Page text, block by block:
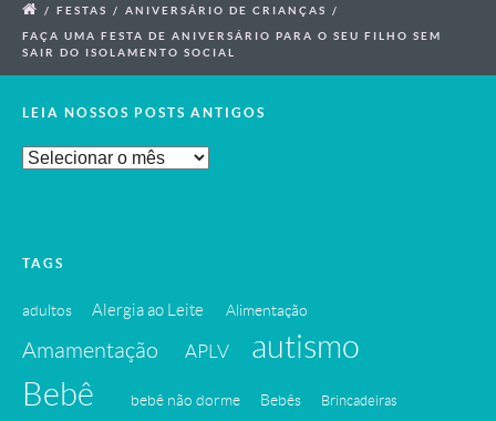
/ FESTAS / ANIVERSÁRIO DE CRIANÇAS /
FAÇA UMA FESTA DE ANIVERSÁRIO PARA O SEU FILHO SEM
SAIR DO ISOLAMENTO SOCIAL
LEIA NOSSOS POSTS ANTIGOS
Leia
TAGS
adultos Alergia ao Leite Alimentação
Amamentação APLV
autismo
Bebê
bebê não dorme Bebês Brincadeiras